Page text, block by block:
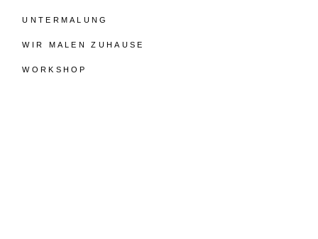
UNTERMALUNG
WIR MALEN ZUHAUSE
WORKSHOP